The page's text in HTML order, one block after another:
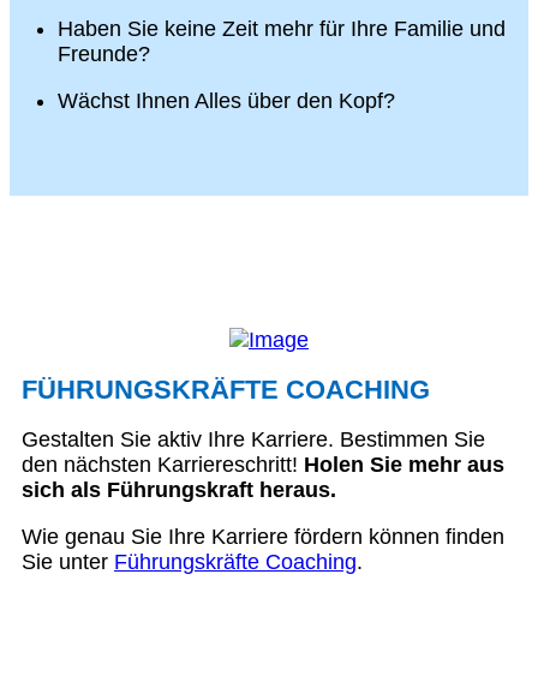
Haben Sie keine Zeit mehr für Ihre Familie und
Freunde?
Wächst Ihnen Alles über den Kopf?
FÜHRUNGSKRÄFTE COACHING
Gestalten Sie aktiv Ihre Karriere. Bestimmen Sie
den nächsten Karriereschritt! Holen Sie mehr aus
sich als Führungskraft heraus.
Wie genau Sie Ihre Karriere fördern können finden
Sie unter Führungskräfte Coaching.